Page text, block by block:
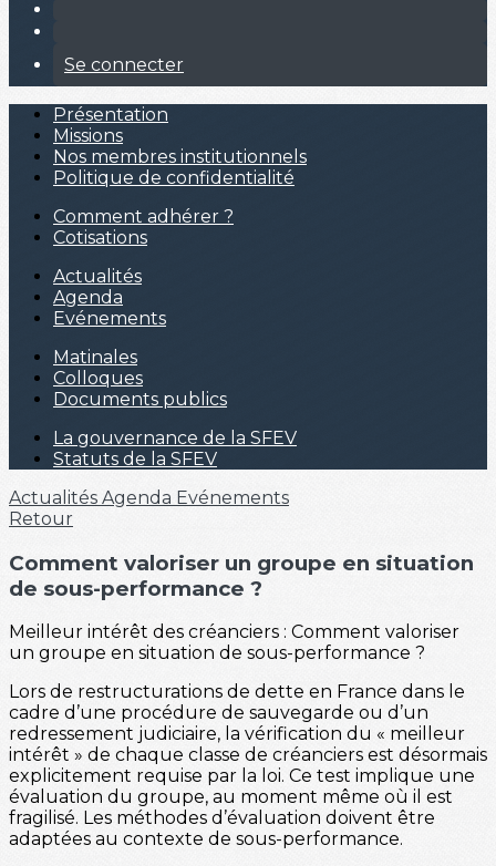
Se connecter
Présentation
Missions
Nos membres institutionnels
Politique de confidentialité
Comment adhérer ?
Cotisations
Actualités
Agenda
Evénements
Matinales
Colloques
Documents publics
La gouvernance de la SFEV
Statuts de la SFEV
Actualités Agenda Evénements
Retour
Comment valoriser un groupe en situation
de sous-performance ?
Meilleur intérêt des créanciers : Comment valoriser
un groupe en situation de sous-performance ?
Lors de restructurations de dette en France dans le
cadre d’une procédure de sauvegarde ou d’un
redressement judiciaire, la vérification du « meilleur
intérêt » de chaque classe de créanciers est désormais
explicitement requise par la loi. Ce test implique une
évaluation du groupe, au moment même où il est
fragilisé. Les méthodes d’évaluation doivent être
adaptées au contexte de sous-performance.